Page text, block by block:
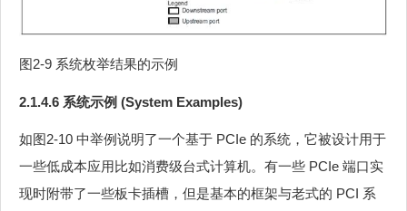
图2‑9 系统枚举结果的示例
2.1.4.6 系统示例 (System Examples)
如图2‑10 中举例说明了一个基于 PCIe 的系统，它被设计用于
一些低成本应用比如消费级台式计算机。有一些 PCIe 端口实
现时附带了一些板卡插槽，但是基本的框架与老式的 PCI 系